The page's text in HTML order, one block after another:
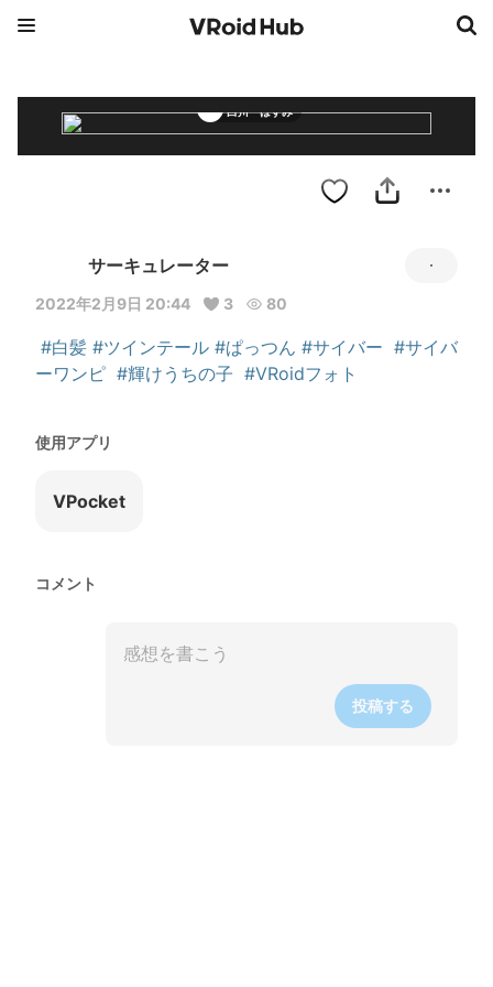
白川 はすみ
サーキュレーター
2022年2月9日 20:44 3 80
#白髪 #ツインテール #ぱっつん #サイバー #サイバ
ーワンピ #輝けうちの子 #VRoidフォト
使用アプリ
VPocket
コメント
投稿する